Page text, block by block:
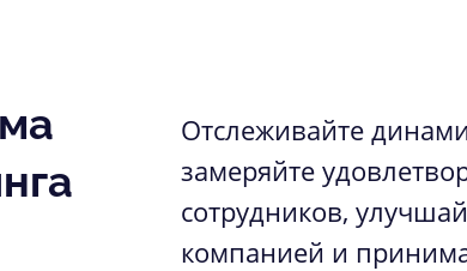
Отслеживайте
замеряйте
сотрудников,
компанией и